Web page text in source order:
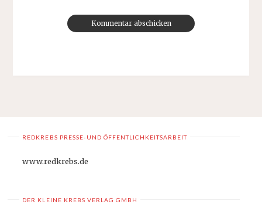
REDKREBS PRESSE-UND ÖFFENTLICHKEITSARBEIT
www.redkrebs.de
DER KLEINE KREBS VERLAG GMBH